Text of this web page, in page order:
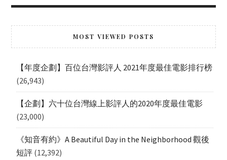
MOST VIEWED POSTS
【年度企劃】百位台灣影評人 2021年度最佳電影排行榜
(26,943)
【企劃】六十位台灣線上影評人的2020年度最佳電影
(23,000)
《知音有約》A Beautiful Day in the Neighborhood 觀後
短評 (12,392)